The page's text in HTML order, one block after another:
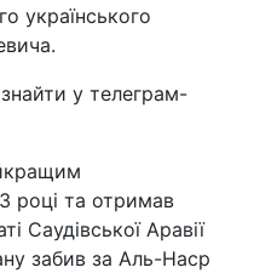
українського
у телеграм-
році та отримав
Саудівської Аравії
забив за Аль-Наср